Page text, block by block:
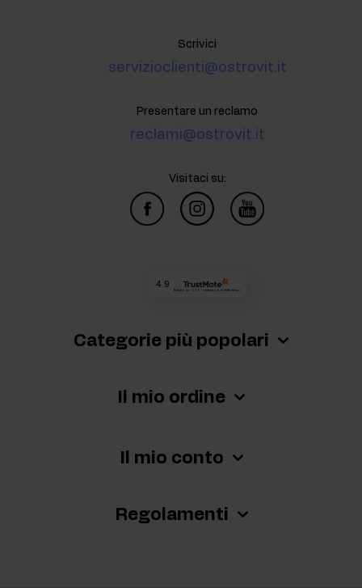
Categorie più popolari
Il mio ordine
Il mio conto
Regolamenti
Scrivici
servizioclienti@ostrovit.it
Presentare un reclamo
reclami@ostrovit.it
Visitaci su:
4.9
Basato su 72 991 recensioni di tutti i tempi